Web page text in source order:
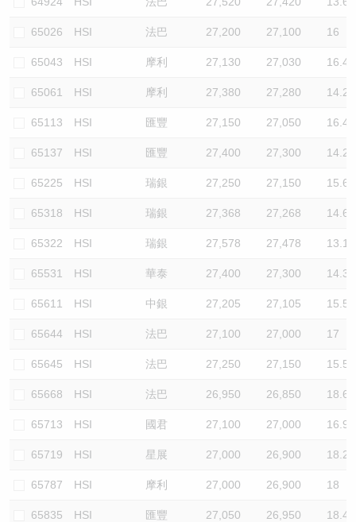
65026 HSI 法巴 27,200 27,100 16
65043 HSI 摩利 27,130 27,030 16.4
65061 HSI 摩利 27,380 27,280 14.2
65113 HSI 匯豐 27,150 27,050 16.4
65137 HSI 匯豐 27,400 27,300 14.2
65225 HSI 瑞銀 27,250 27,150 15.6
65318 HSI 瑞銀 27,368 27,268 14.6
65322 HSI 瑞銀 27,578 27,478 13.1
65531 HSI 華泰 27,400 27,300 14.3
65611 HSI 中銀 27,205 27,105 15.5
65644 HSI 法巴 27,100 27,000 17
65645 HSI 法巴 27,250 27,150 15.5
65668 HSI 法巴 26,950 26,850 18.6
65713 HSI 國君 27,100 27,000 16.9
65719 HSI 星展 27,000 26,900 18.2
65787 HSI 摩利 27,000 26,900 18
65835 HSI 匯豐 27,050 26,950 18.4